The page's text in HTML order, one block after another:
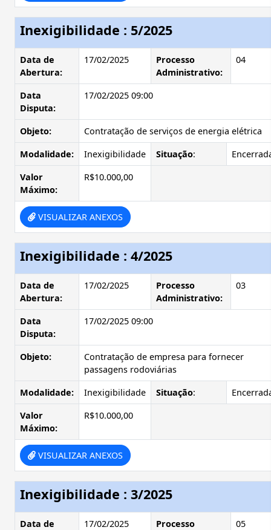
Inexigibilidade : 5/2025
Data de
Abertura:
17/02/2025
Processo
Administrativo:
04
Data
Disputa:
17/02/2025 09:00
Objeto:
Contratação de serviços de energia elétrica
Modalidade:
Inexigibilidade Situação:
Valor
Máximo:
R$10.000,00
VISUALIZAR ANEXOS
Inexigibilidade : 4/2025
Data de
Abertura:
17/02/2025
Processo
Administrativo:
03
Data
Disputa:
17/02/2025 09:00
Objeto:
Contratação de empresa para fornecer
passagens rodoviárias
Modalidade:
Inexigibilidade Situação:
Valor
Máximo:
R$10.000,00
VISUALIZAR ANEXOS
Inexigibilidade : 3/2025
Data de
17/02/2025
Processo
05